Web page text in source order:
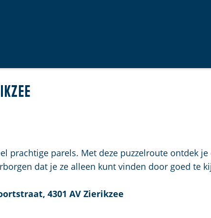
prachtige parels. Met deze puzzelroute ontdek
dat je ze alleen kunt vinden door goed te
4301 AV Zierikzee